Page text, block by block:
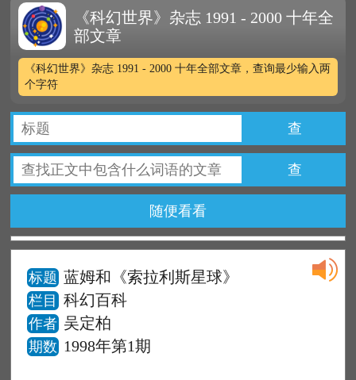
《科幻世界》杂志 1991 - 2000 十年全
部文章
《科幻世界》杂志 1991 - 2000 十年全部文章，查询最少输入两
个字符
查
查
随便看看
标题 蓝姆和《索拉利斯星球》
栏目 科幻百科
作者 吴定柏
期数 1998年第1期